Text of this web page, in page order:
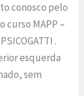
conosco pelo
curso MAPP –
.
esquerda
sem